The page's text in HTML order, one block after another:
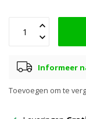
Informeer
Toevoegen om te